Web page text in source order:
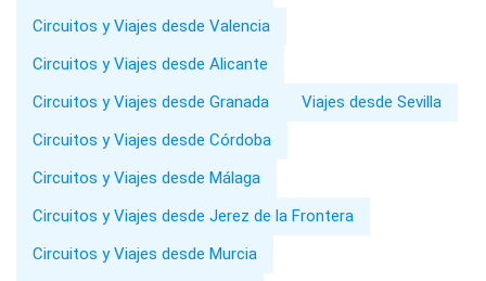
Circuitos y Viajes desde Valencia
Circuitos y Viajes desde Alicante
Circuitos y Viajes desde Granada
Viajes desde Sevilla
Circuitos y Viajes desde Córdoba
Circuitos y Viajes desde Málaga
Circuitos y Viajes desde Jerez de la Frontera
Circuitos y Viajes desde Murcia